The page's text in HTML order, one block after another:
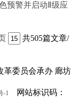
预警并启动Ⅱ级应
共505篇文章/
革委员会承办 廊坊
-1
网站标识码：